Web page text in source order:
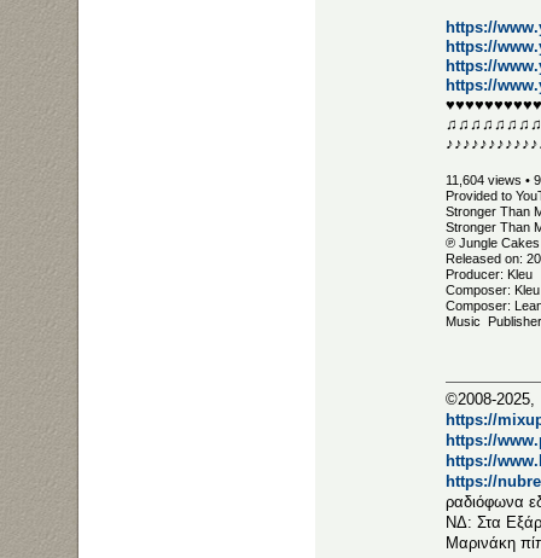
https://
https://
https://
https://
11,604 views •
Provided to
Stronger Than
Stronger Than
℗ Jungle Cakes
Released on:
Producer: Kleu
Composer: Kleu
Composer:
Music
©2008-2025,
https://
https://
https://
https://
ραδιόφωνα
ΝΔ: Στα
Μαρινάκη